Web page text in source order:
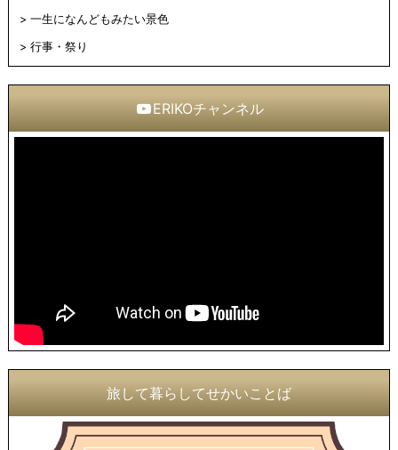
一生になんどもみたい景色
行事・祭り
ERIKOチャンネル
旅して暮らしてせかいことば